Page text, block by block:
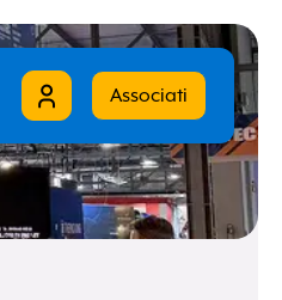
Associati